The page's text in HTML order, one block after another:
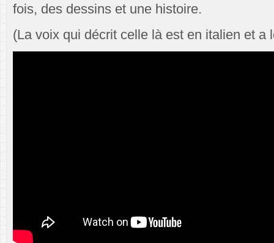
fois, des dessins et une histoire.
(La voix qui décrit celle là est en italien et a